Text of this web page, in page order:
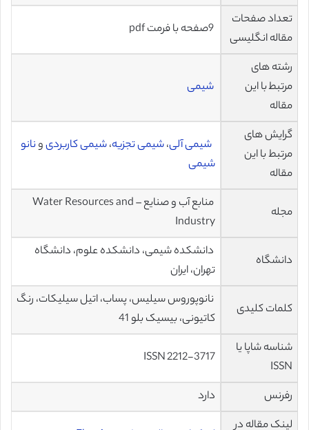
تعداد صفحات
مقاله انگلیسی
رشته های
مرتبط با این
مقاله
شیمی
گرایش های
مرتبط با این
مقاله
شیمی آلی،شیمی تجزیه،شیمی کاربردیونانو
شیمی
مجله
منابع آب و صنایع – Water Resources and
Industry
دانشگاه
دانشکده شیمی، دانشکده علوم، دانشگاه
تهران، ایران
کلمات کلیدی
نانوپوروس سیلیس، پساب، اتیل سیلیکات، رنگ
کاتیونی، بیسیک بلو 41
شناسه شاپا یا
ISSN
ISSN 2212-3717
رفرنس
دارد
لینک مقاله در